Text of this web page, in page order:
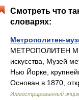
Смотреть что
словарях:
Метрополитен-
МЕТРОПОЛИТЕН
искусства, Музей
Нью Йорке,
Основан в 1870,
Иллюстрированный